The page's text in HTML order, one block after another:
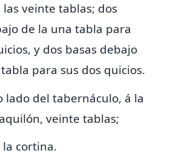
veinte tablas; dos
de la una tabla para
y dos basas debajo
para sus dos quicios.
lado del tabernáculo, á la
veinte tablas;
la cortina.